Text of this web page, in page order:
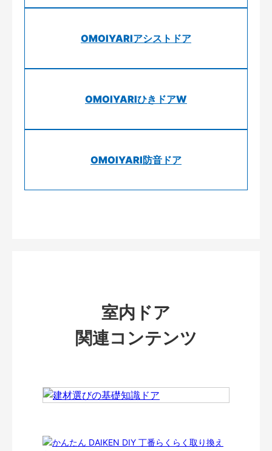
OMOIYARIアシストドア
OMOIYARIひきドアW
OMOIYARI防音ドア
室内ドア
関連コンテンツ